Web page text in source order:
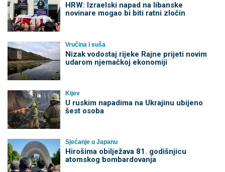
HRW: Izraelski napad na libanske
novinare mogao bi biti ratni zločin
Vrućina i suša
Nizak vodostaj rijeke Rajne prijeti novim
udarom njemačkoj ekonomiji
Kijev
U ruskim napadima na Ukrajinu ubijeno
šest osoba
Sjećanje u Japanu
Hirošima obilježava 81. godišnjicu
atomskog bombardovanja